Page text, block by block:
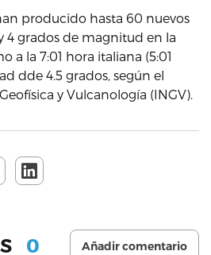
producido hasta 60 nuevos
4 grados de magnitud en la
a la 7:01 hora italiana (5:01
dde 4.5 grados, según el
y Vulcanología (INGV).
0 Añadir comentario